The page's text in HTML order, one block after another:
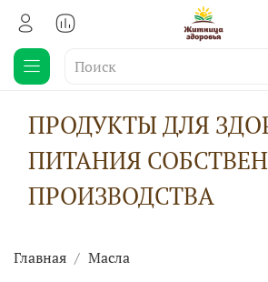
ПРОДУКТЫ ДЛЯ
ПИТАНИЯ
ПРОИЗВОДСТВА
Главная Масла